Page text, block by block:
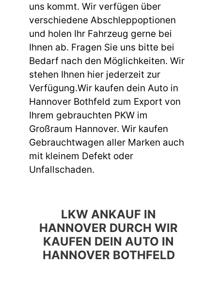
uns kommt. Wir verfügen über
verschiedene Abschleppoptionen
und holen Ihr Fahrzeug gerne bei
Ihnen ab. Fragen Sie uns bitte bei
Bedarf nach den Möglichkeiten. Wir
stehen Ihnen hier jederzeit zur
Verfügung.Wir kaufen dein Auto in
Hannover Bothfeld zum Export von
Ihrem gebrauchten PKW im
Großraum Hannover. Wir kaufen
Gebrauchtwagen aller Marken auch
mit kleinem Defekt oder
Unfallschaden.
LKW ANKAUF IN
HANNOVER DURCH WIR
KAUFEN DEIN AUTO IN
HANNOVER BOTHFELD